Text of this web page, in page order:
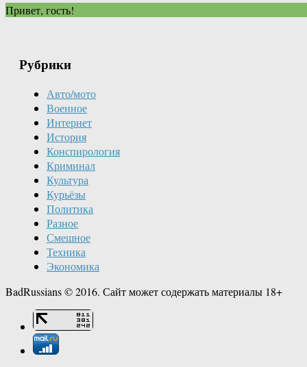
Привет, гость!
Рубрики
Авто/мото
Военное
Интернет
История
Конспирология
Криминал
Культура
Курьёзы
Политика
Разное
Смешное
Техника
Экономика
BadRussians © 2016. Сайт может содержать материалы 18+